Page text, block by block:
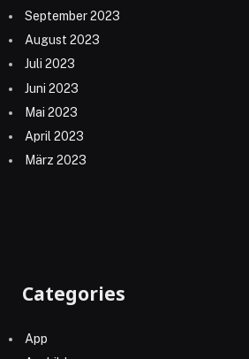
September 2023
August 2023
Juli 2023
Juni 2023
Mai 2023
April 2023
März 2023
Categories
App